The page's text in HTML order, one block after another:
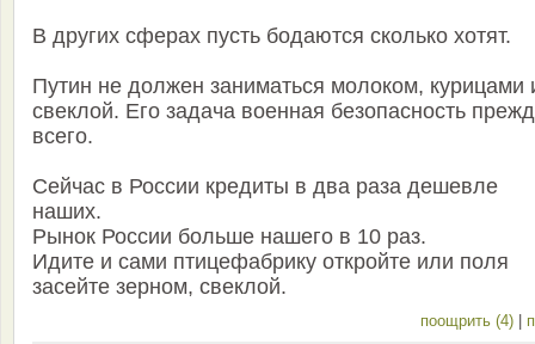
В других сферах пусть бодаются сколько хотят.
Путин не должен заниматься молоком, курицами
свеклой. Его задача военная безопасность
всего.
Сейчас в России кредиты в два раза дешевле
наших.
Рынок России больше нашего в 10 раз.
Идите и сами птицефабрику откройте или поля
засейте зерном, свеклой.
поощрить (4)